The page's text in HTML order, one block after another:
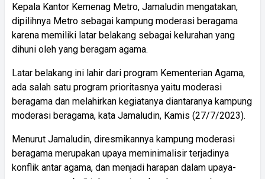
Kepala Kantor Kemenag Metro, Jamaludin mengatakan,
dipilihnya Metro sebagai kampung moderasi beragama
karena memiliki latar belakang sebagai kelurahan yang
dihuni oleh yang beragam agama.
Latar belakang ini lahir dari program Kementerian Agama,
ada salah satu program prioritasnya yaitu moderasi
beragama dan melahirkan kegiatanya diantaranya kampung
moderasi beragama, kata Jamaludin, Kamis (27/7/2023).
Menurut Jamaludin, diresmikannya kampung moderasi
beragama merupakan upaya meminimalisir terjadinya
konflik antar agama, dan menjadi harapan dalam upaya-